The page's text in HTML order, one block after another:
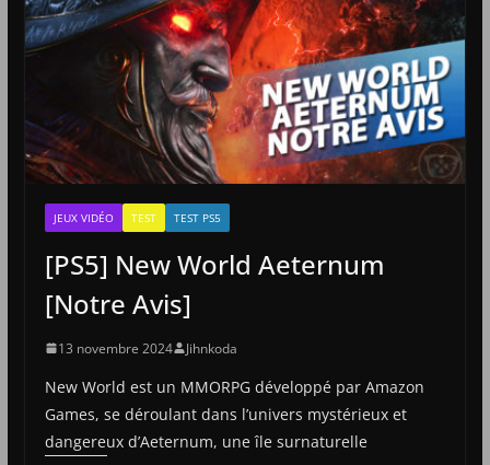
JEUX VIDÉO TEST TEST PS5
[PS5] New World Aeternum
[Notre Avis]
13 novembre 2024 Jihnkoda
New World est un MMORPG développé par Amazon
Games, se déroulant dans l’univers mystérieux et
dangereux d’Aeternum, une île surnaturelle